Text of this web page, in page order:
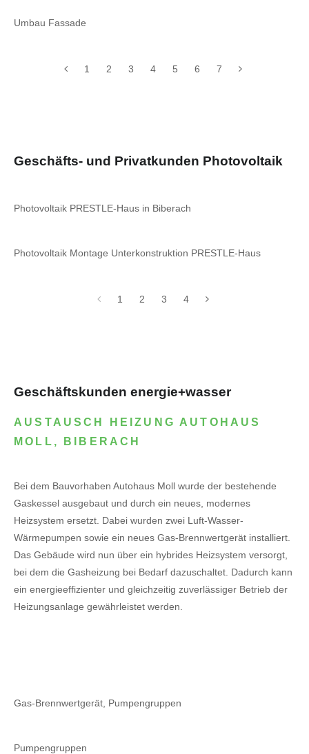
Umbau Fassade
1 2 3 4 5 6 7
Geschäfts- und Privatkunden Photovoltaik
Photovoltaik PRESTLE-Haus in Biberach
Photovoltaik Montage Unterkonstruktion PRESTLE-Haus
1 2 3 4
Geschäftskunden energie+wasser
AUSTAUSCH HEIZUNG AUTOHAUS
MOLL, BIBERACH
Bei dem Bauvorhaben Autohaus Moll wurde der bestehende
Gaskessel ausgebaut und durch ein neues, modernes
Heizsystem ersetzt. Dabei wurden zwei Luft-Wasser-
Wärmepumpen sowie ein neues Gas-Brennwertgerät installiert.
Das Gebäude wird nun über ein hybrides Heizsystem versorgt,
bei dem die Gasheizung bei Bedarf dazuschaltet. Dadurch kann
ein energieeffizienter und gleichzeitig zuverlässiger Betrieb der
Heizungsanlage gewährleistet werden.
Gas-Brennwertgerät, Pumpengruppen
Pumpengruppen